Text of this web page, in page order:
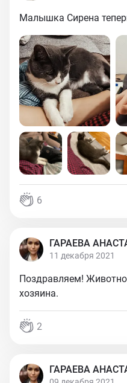
Малышка Сирена
6
ГАРАЕВА
11 декабря 2021
Поздравляем!
хозяина.
2
ГАРАЕВА